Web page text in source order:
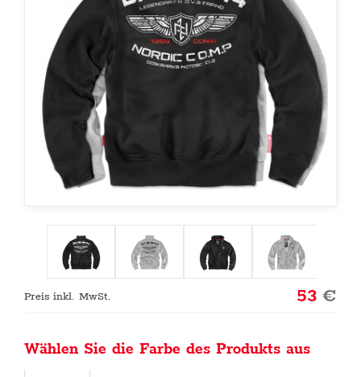
Preis inkl. MwSt. 53€
Wählen Sie die Farbe des Produkts aus